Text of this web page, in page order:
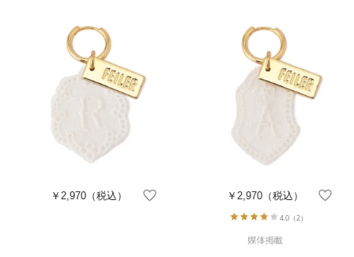
￥2,970 （税込） ￥2,970（税込）
4.0（2）